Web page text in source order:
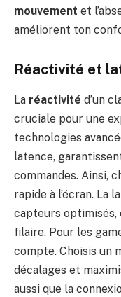
mouvement et
améliorent ton
Réactivité et
La réactivité d’un
cruciale pour une
technologies
latence,
commandes. Ainsi,
rapide à l’écran. La
capteurs optimisés,
filaire. Pour les
compte. Choisis un
décalages et
aussi que la